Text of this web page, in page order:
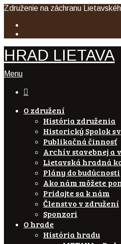
Združenie na záchranu
HRAD LIETAVA
Menu

O združení
História združenia
Historický Spolok
Publikačná činnosť
Archív stavebnej a
Lietavská hradná
Plány do budúcnosti
Ako nám môžete
Pridajte sa k nám
Členstvo v združení
Sponzori
O hrade
História hradu